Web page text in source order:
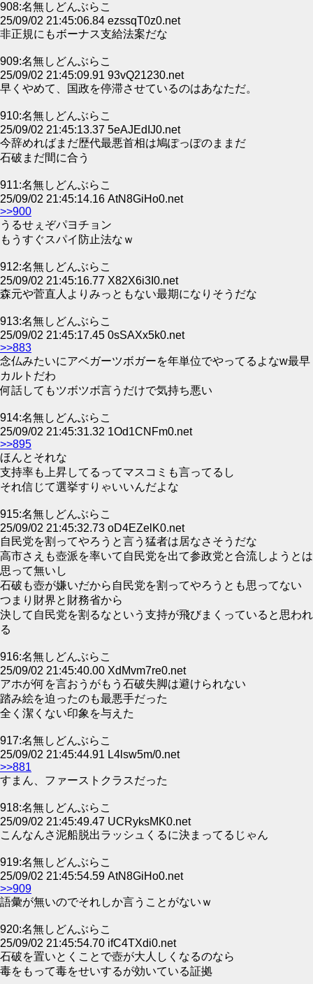
908:名無しどんぶらこ
25/09/02 21:45:06.84 ezssqT0z0.net
非正規にもボーナス支給法案だな
909:名無しどんぶらこ
25/09/02 21:45:09.91 93vQ21230.net
早くやめて、国政を停滞させているのはあなただ。
910:名無しどんぶらこ
25/09/02 21:45:13.37 5eAJEdIJ0.net
今辞めればまだ歴代最悪首相は鳩ぽっぽのままだ
石破まだ間に合う
911:名無しどんぶらこ
25/09/02 21:45:14.16 AtN8GiHo0.net
>>900
うるせぇぞパヨチョン
もうすぐスパイ防止法なｗ
912:名無しどんぶらこ
25/09/02 21:45:16.77 X82X6i3I0.net
森元や菅直人よりみっともない最期になりそうだな
913:名無しどんぶらこ
25/09/02 21:45:17.45 0sSAXx5k0.net
>>883
念仏みたいにアベガーツボガーを年単位でやってるよなw最早
カルトだわ
何話してもツボツボ言うだけで気持ち悪い
914:名無しどんぶらこ
25/09/02 21:45:31.32 1Od1CNFm0.net
>>895
ほんとそれな
支持率も上昇してるってマスコミも言ってるし
それ信じて選挙すりゃいいんだよな
915:名無しどんぶらこ
25/09/02 21:45:32.73 oD4EZelK0.net
自民党を割ってやろうと言う猛者は居なさそうだな
高市さえも壺派を率いて自民党を出て参政党と合流しようとは
思って無いし
石破も壺が嫌いだから自民党を割ってやろうとも思ってない
つまり財界と財務省から
決して自民党を割るなという支持が飛びまくっていると思われ
る
916:名無しどんぶらこ
25/09/02 21:45:40.00 XdMvm7re0.net
アホが何を言おうがもう石破失脚は避けられない
踏み絵を迫ったのも最悪手だった
全く潔くない印象を与えた
917:名無しどんぶらこ
25/09/02 21:45:44.91 L4lsw5m/0.net
>>881
すまん、ファーストクラスだった
918:名無しどんぶらこ
25/09/02 21:45:49.47 UCRyksMK0.net
こんなんさ泥船脱出ラッシュくるに決まってるじゃん
919:名無しどんぶらこ
25/09/02 21:45:54.59 AtN8GiHo0.net
>>909
語彙が無いのでそれしか言うことがないｗ
920:名無しどんぶらこ
25/09/02 21:45:54.70 ifC4TXdi0.net
石破を置いとくことで壺が大人しくなるのなら
毒をもって毒をせいするが効いている証拠